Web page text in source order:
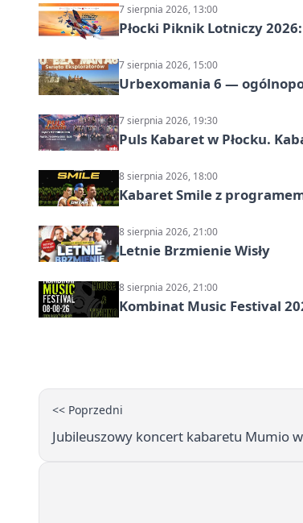
7 sierpnia 2026, 13:00
Płocki Piknik Lotniczy
7 sierpnia 2026, 15:00
Urbexomania 6 —
7 sierpnia 2026, 19:30
Puls Kabaret w Płocku.
8 sierpnia 2026, 18:00
Kabaret Smile z
8 sierpnia 2026, 21:00
Letnie Brzmienie Wisły
8 sierpnia 2026, 21:00
Kombinat Music Festival
<< Poprzedni
Jubileuszowy koncert kabaretu Mumio w